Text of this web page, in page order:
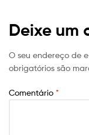
Deixe um
O seu endereço de
obrigatórios são
Comentário *